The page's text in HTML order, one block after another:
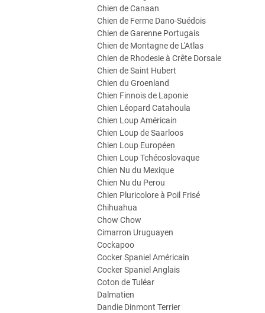
Chien de Canaan
Chien de Ferme Dano-Suédois
Chien de Garenne Portugais
Chien de Montagne de L'Atlas
Chien de Rhodesie à Crête Dorsale
Chien de Saint Hubert
Chien du Groenland
Chien Finnois de Laponie
Chien Léopard Catahoula
Chien Loup Américain
Chien Loup de Saarloos
Chien Loup Européen
Chien Loup Tchécoslovaque
Chien Nu du Mexique
Chien Nu du Perou
Chien Pluricolore à Poil Frisé
Chihuahua
Chow Chow
Cimarron Uruguayen
Cockapoo
Cocker Spaniel Américain
Cocker Spaniel Anglais
Coton de Tuléar
Dalmatien
Dandie Dinmont Terrier